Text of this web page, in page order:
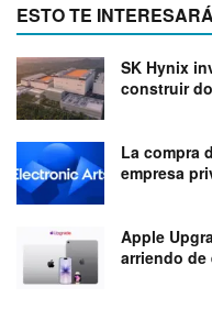
ESTO TE INTERESARÁ
SK Hynix
construir
La compra
empresa
Apple
arriendo